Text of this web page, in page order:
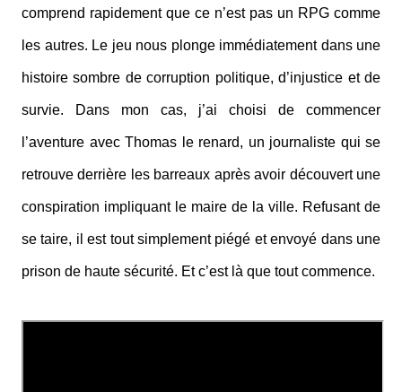
comprend rapidement que ce n’est pas un RPG comme
les autres. Le jeu nous plonge immédiatement dans une
histoire sombre de corruption politique, d’injustice et de
survie. Dans mon cas, j’ai choisi de commencer
l’aventure avec Thomas le renard, un journaliste qui se
retrouve derrière les barreaux après avoir découvert une
conspiration impliquant le maire de la ville. Refusant de
se taire, il est tout simplement piégé et envoyé dans une
prison de haute sécurité. Et c’est là que tout commence.